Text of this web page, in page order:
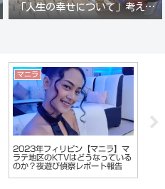
「人生の幸せについて」考えて
みる。
ホーチミン
【ホーチミン夜遊び】レタントン
日本人街のガールズバーが面白
い。